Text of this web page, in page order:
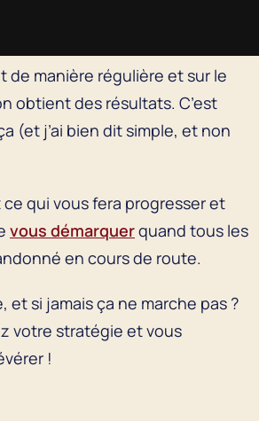
de manière régulière et sur le
obtient des résultats. C’est
(et j’ai bien dit simple, et non
ce qui vous fera progresser et
vous démarquerquand tous les
en cours de route.
et si jamais ça ne marche pas ?
votre stratégie et vous
!